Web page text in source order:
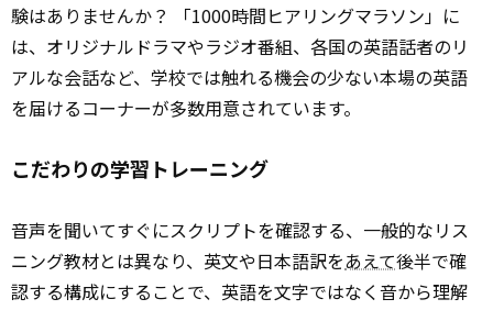
験はありませんか？ 「1000時間ヒアリングマラソン」に
は、オリジナルドラマやラジオ番組、各国の英語話者のリ
アルな会話など、学校では触れる機会の少ない本場の英語
を届けるコーナーが多数用意されています。
こだわりの学習トレーニング
音声を聞いてすぐにスクリプトを確認する、一般的なリス
ニング教材とは異なり、英文や日本語訳をあえて後半で確
認する構成にすることで、英語を文字ではなく音から理解